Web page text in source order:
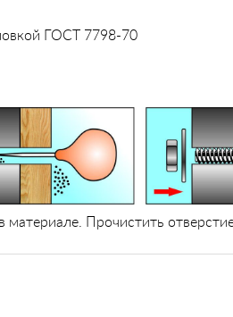
ГОСТ 7798-70
Прочистить